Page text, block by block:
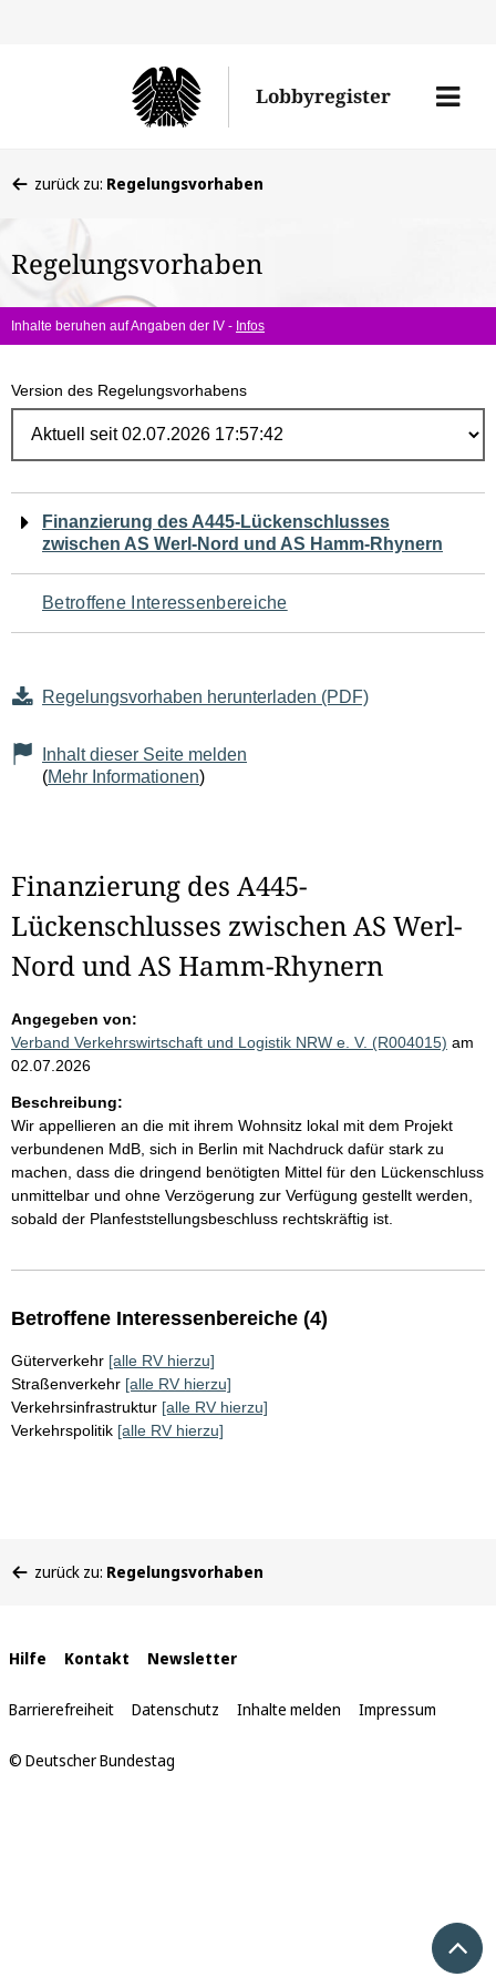
Lobbyregister
Menü
befinden
hier:
zurück zu: Regelungsvorhaben
Regelungsvorhaben
Inhalte beruhen auf Angaben der IV - Infos
Version des Regelungsvorhabens
Navigation
für
den
Finanzierung des A445-Lückenschlusses
zwischen AS Werl-Nord und AS Hamm-Rhynern
Betroffene Interessenbereiche
Regelungsvorhaben herunterladen (PDF)
Inhalt dieser Seite melden
(Mehr Informationen)
Finanzierung des A445-
Lückenschlusses zwischen AS Werl-
Nord und AS Hamm-Rhynern
Angegeben von:
Verband Verkehrswirtschaft und Logistik NRW e. V. (R004015) am
02.07.2026
Beschreibung:
Wir appellieren an die mit ihrem Wohnsitz lokal mit dem Projekt
verbundenen MdB, sich in Berlin mit Nachdruck dafür stark zu
machen, dass die dringend benötigten Mittel für den Lückenschluss
unmittelbar und ohne Verzögerung zur Verfügung gestellt werden,
sobald der Planfeststellungsbeschluss rechtskräftig ist.
Betroffene Interessenbereiche (4)
Güterverkehr [alle RV hierzu]
Straßenverkehr [alle RV hierzu]
Verkehrsinfrastruktur [alle RV hierzu]
Verkehrspolitik [alle RV hierzu]
befinden
zurück zu: Regelungsvorhaben
Interne
Links
Hilfe Kontakt Newsletter
Barrierefreiheit Datenschutz Inhalte melden Impressum
© Deutscher Bundestag